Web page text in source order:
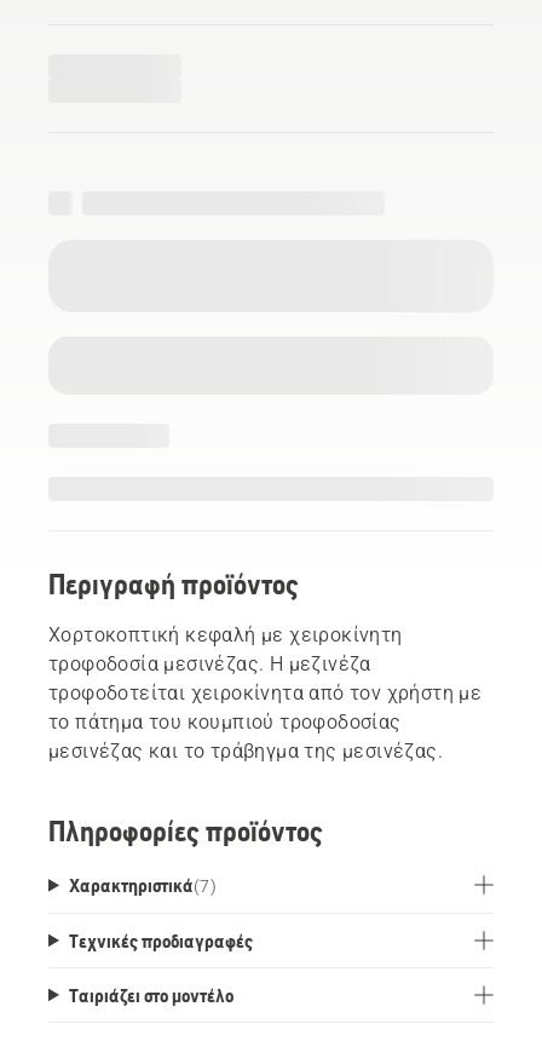
Περιγραφή προϊόντος
Χορτοκοπτική κεφαλή με χειροκίνητη
τροφοδοσία μεσινέζας. Η μεζινέζα
τροφοδοτείται χειροκίνητα από τον χρήστη με
το πάτημα του κουμπιού τροφοδοσίας
μεσινέζας και το τράβηγμα της μεσινέζας.
Πληροφορίες προϊόντος
Χαρακτηριστικά(7)
Τεχνικές προδιαγραφές
Ταιριάζει στο μοντέλο